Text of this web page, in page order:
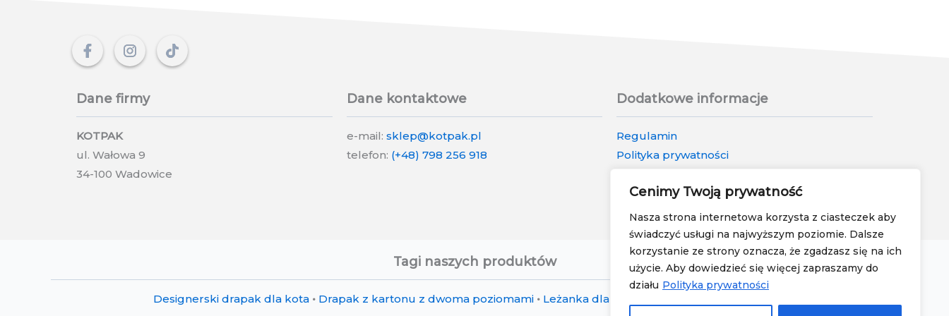
Cenimy Twoją prywatność
Nasza strona internetowa korzysta z ciasteczek aby
świadczyć usługi na najwyższym poziomie. Dalsze
korzystanie ze strony oznacza, że zgadzasz się na ich
użycie. Aby dowiedzieć się więcej zapraszamy do
działu Polityka prywatności
Dane firmy
KOTPAK
ul. Wałowa 9
34-100 Wadowice
Dane kontaktowe
e-mail: sklep@kotpak.pl
telefon: (+48) 798 256 918
Dodatkowe informacje
Regulamin
Polityka prywatności
Tagi naszych produktów
Designerski drapak dla kota • Drapak z kartonu z dwoma poziomami • Leżanka dla kota